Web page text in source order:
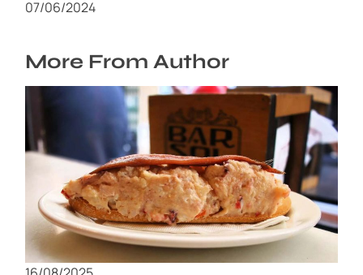
07/06/2024
More From Author
Sabores de Murcia: Los platos tradicionales
que tienes que probar